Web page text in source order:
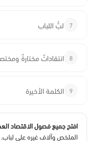
7 لبُّ اللباب
8 انتقاداتٌ مختارةٌ
9 الكلمة الأخيرة
افتح جميع فصول الاقتصاد
الملخص وآلاف غيره على لباب.